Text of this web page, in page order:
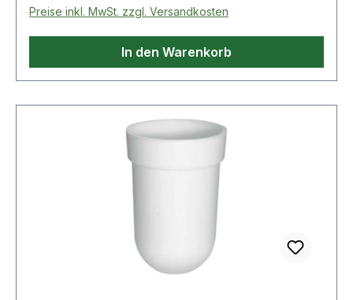
Preise inkl. MwSt. zzgl. Versandkosten
In den Warenkorb